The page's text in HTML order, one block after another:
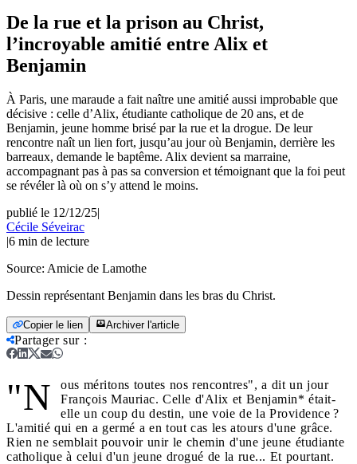
De la rue et la prison au Christ,
l’incroyable amitié entre Alix et
Benjamin
À Paris, une maraude a fait naître une amitié aussi improbable que
décisive : celle d’Alix, étudiante catholique de 20 ans, et de
Benjamin, jeune homme brisé par la rue et la drogue. De leur
rencontre naît un lien fort, jusqu’au jour où Benjamin, derrière les
barreaux, demande le baptême. Alix devient sa marraine,
accompagnant pas à pas sa conversion et témoignant que la foi peut
se révéler là où on s’y attend le moins.
publié le 12/12/25|
Cécile Séveirac
|6 min de lecture
Source: Amicie de Lamothe
Dessin représentant Benjamin dans les bras du Christ.
Copier le lien Archiver l'article
Partager sur:
"N
ous méritons toutes nos rencontres", a dit un jour
François Mauriac. Celle d'Alix et Benjamin* était-
elle un coup du destin, une voie de la Providence ?
L'amitié qui en a germé a en tout cas les atours d'une grâce.
Rien ne semblait pouvoir unir le chemin d'une jeune étudiante
catholique à celui d'un jeune drogué de la rue... Et pourtant.